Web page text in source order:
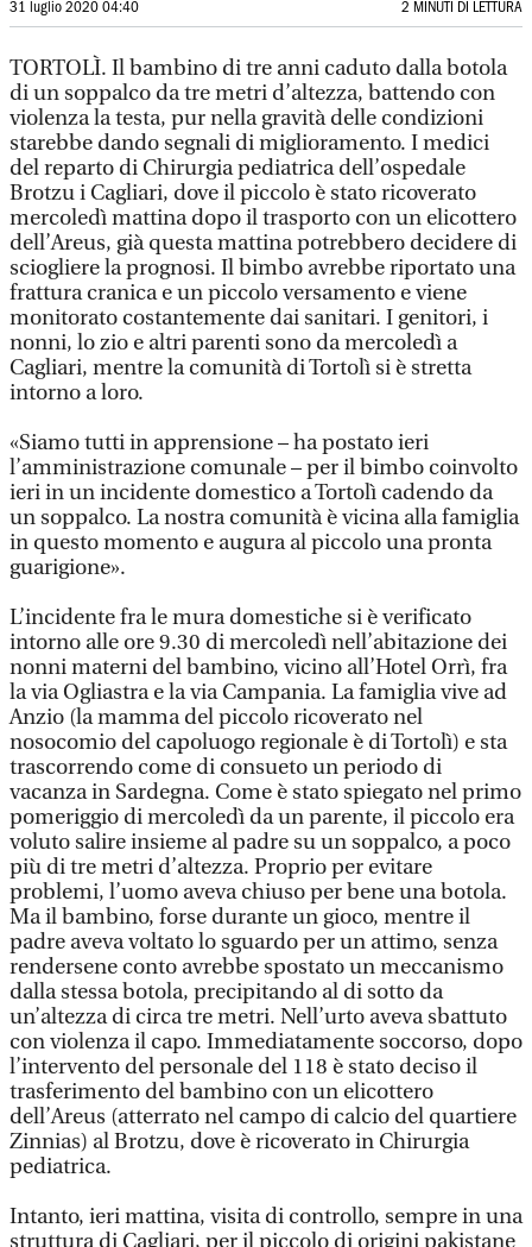
31 luglio 2020 04:40 2 MINUTI DI LETTURA
TORTOLÌ. Il bambino di tre anni caduto dalla botola
di un soppalco da tre metri d’altezza, battendo con
violenza la testa, pur nella gravità delle condizioni
starebbe dando segnali di miglioramento. I medici
del reparto di Chirurgia pediatrica dell’ospedale
Brotzu i Cagliari, dove il piccolo è stato ricoverato
mercoledì mattina dopo il trasporto con un elicottero
dell’Areus, già questa mattina potrebbero decidere di
sciogliere la prognosi. Il bimbo avrebbe riportato una
frattura cranica e un piccolo versamento e viene
monitorato costantemente dai sanitari. I genitori, i
nonni, lo zio e altri parenti sono da mercoledì a
Cagliari, mentre la comunità di Tortolì si è stretta
intorno a loro.
«Siamo tutti in apprensione – ha postato ieri
l’amministrazione comunale – per il bimbo coinvolto
ieri in un incidente domestico a Tortolì cadendo da
un soppalco. La nostra comunità è vicina alla famiglia
in questo momento e augura al piccolo una pronta
guarigione».
L’incidente fra le mura domestiche si è verificato
intorno alle ore 9.30 di mercoledì nell’abitazione dei
nonni materni del bambino, vicino all’Hotel Orrì, fra
la via Ogliastra e la via Campania. La famiglia vive ad
Anzio (la mamma del piccolo ricoverato nel
nosocomio del capoluogo regionale è di Tortolì) e sta
trascorrendo come di consueto un periodo di
vacanza in Sardegna. Come è stato spiegato nel primo
pomeriggio di mercoledì da un parente, il piccolo era
voluto salire insieme al padre su un soppalco, a poco
più di tre metri d’altezza. Proprio per evitare
problemi, l’uomo aveva chiuso per bene una botola.
Ma il bambino, forse durante un gioco, mentre il
padre aveva voltato lo sguardo per un attimo, senza
rendersene conto avrebbe spostato un meccanismo
dalla stessa botola, precipitando al di sotto da
un’altezza di circa tre metri. Nell’urto aveva sbattuto
con violenza il capo. Immediatamente soccorso, dopo
l’intervento del personale del 118 è stato deciso il
trasferimento del bambino con un elicottero
dell’Areus (atterrato nel campo di calcio del quartiere
Zinnias) al Brotzu, dove è ricoverato in Chirurgia
pediatrica.
Intanto, ieri mattina, visita di controllo, sempre in una
struttura di Cagliari, per il piccolo di origini pakistane